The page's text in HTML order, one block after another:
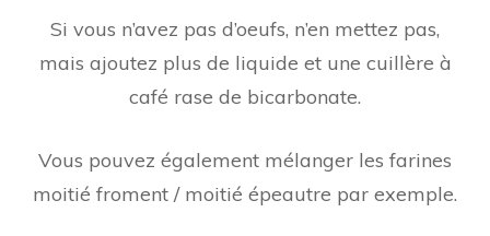
Si vous n’avez pas d’oeufs, n’en mettez pas,
mais ajoutez plus de liquide et une cuillère à
café rase de bicarbonate.
Vous pouvez également mélanger les farines
moitié froment / moitié épeautre par exemple.